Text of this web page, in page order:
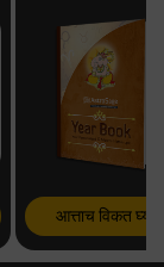
आत्ताच विकत घ्या